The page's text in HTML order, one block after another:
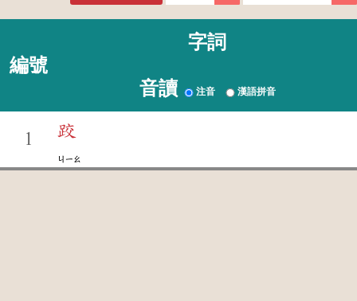
編號
字詞
音讀 注音 漢語拼音
1 跤
ㄐㄧㄠ